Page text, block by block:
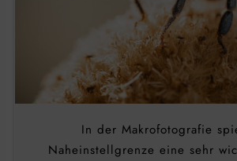
In der Makrofotografie
Naheinstellgrenze eine sehr